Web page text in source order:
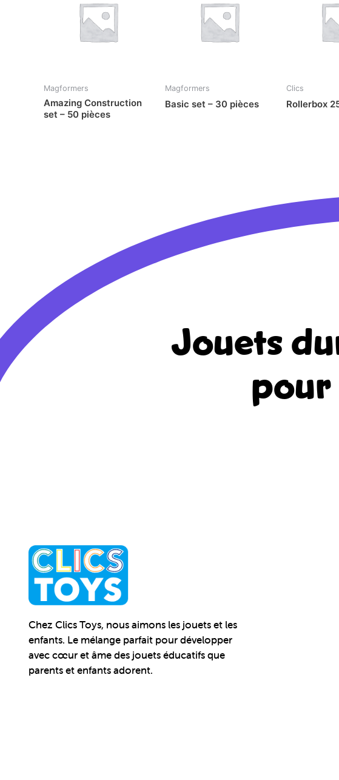
Magformers
Amazing Construction
set – 50 pièces
Magformers
Basic set – 30 pièces
Clics
Rollerbox
Jouets
pour
Chez Clics Toys, nous aimons les jouets et les
enfants. Le mélange parfait pour développer
avec cœur et âme des jouets éducatifs que
parents et enfants adorent.